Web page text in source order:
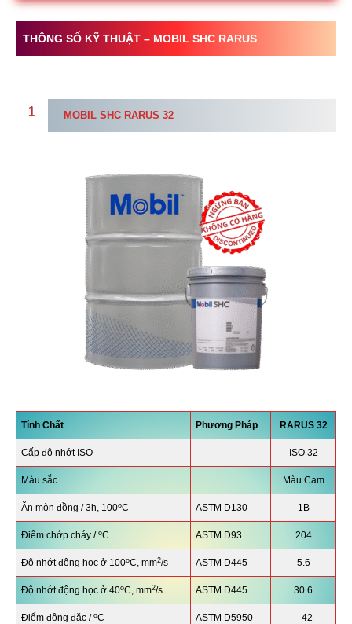
THÔNG SỐ KỸ THUẬT – MOBILSHC RARUS
MOBILSHC RARUS 32
Tính Chất Phương Pháp RARUS 32
Cấp độ nhớt ISO – ISO 32
Màu sắc Màu Cam
Ăn mòn đồng / 3h, 100oC ASTM D130 1B
Điểm chớp cháy / oC ASTM D93 204
Độ nhớt động học ở 100oC, mm2/s ASTM D445 5.6
Độ nhớt động học ở 40oC, mm2/s ASTM D445 30.6
Điểm đông đặc / oC ASTM D5950 – 42